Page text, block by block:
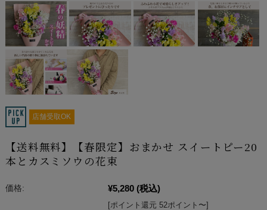
店舗受取OK
【送料無料】【春限定】おまかせ スイートピー20
本とカスミソウの花束
価格: ¥5,280 (税込)
[ポイント還元 52ポイント〜]